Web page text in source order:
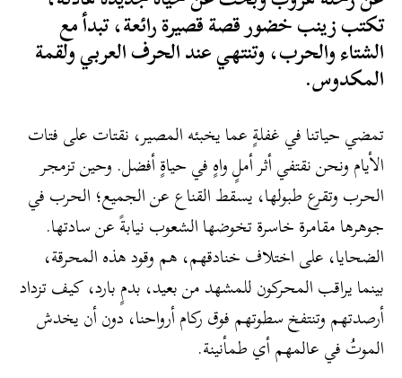
تكتب زينب خضور قصة قصيرة رائعة، تبدأ مع
الشتاء والحرب، وتنتهي عند الحرف العربي ولقمة
المكدوس.
تمضي حياتنا في غفلةٍ عما يخبئه المصير، نقتات على فتات
الأيام ونحن نقتفي أثر أملٍ واهٍ في حياةٍ أفضل. وحين تزمجر
الحرب وتقرع طبولها، يسقط القناع عن الجميع؛ الحرب في
جوهرها مقامرة خاسرة تخوضها الشعوب نيابةً عن سادتها.
الضحايا، على اختلاف خنادقهم، هم وقود هذه المحرقة،
بينما يراقب المحركون للمشهد من بعيد، بدمٍ بارد، كيف تزداد
أرصدتهم وتنتفخ سطوتهم فوق ركام أرواحنا، دون أن يخدش
الموتُ في عالمهم أي طمأنينة.